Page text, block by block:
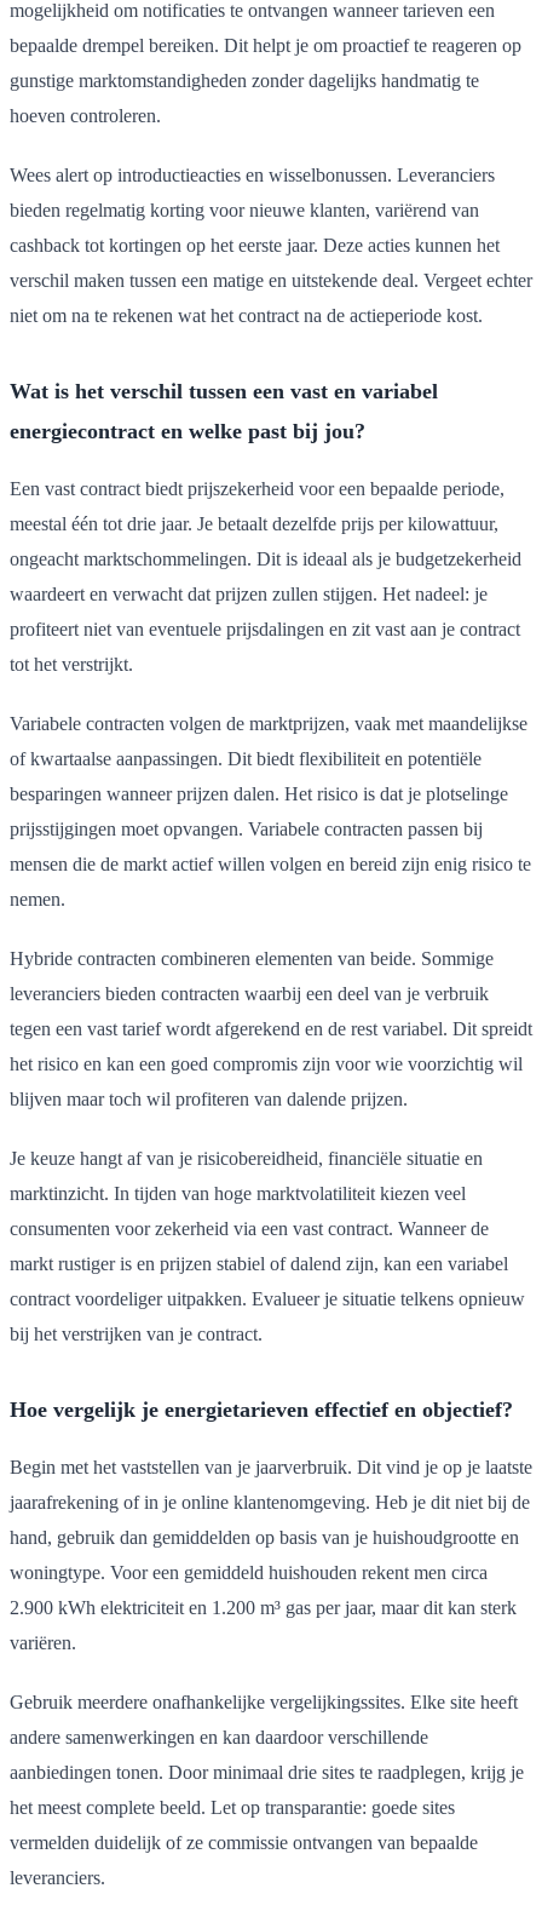
mogelijkheid om notificaties te ontvangen wanneer tarieven een
bepaalde drempel bereiken. Dit helpt je om proactief te reageren op
gunstige marktomstandigheden zonder dagelijks handmatig te
hoeven controleren.
Wees alert op introductieacties en wisselbonussen. Leveranciers
bieden regelmatig korting voor nieuwe klanten, variërend van
cashback tot kortingen op het eerste jaar. Deze acties kunnen het
verschil maken tussen een matige en uitstekende deal. Vergeet echter
niet om na te rekenen wat het contract na de actieperiode kost.
Wat is het verschil tussen een vast en variabel
energiecontract en welke past bij jou?
Een vast contract biedt prijszekerheid voor een bepaalde periode,
meestal één tot drie jaar. Je betaalt dezelfde prijs per kilowattuur,
ongeacht marktschommelingen. Dit is ideaal als je budgetzekerheid
waardeert en verwacht dat prijzen zullen stijgen. Het nadeel: je
profiteert niet van eventuele prijsdalingen en zit vast aan je contract
tot het verstrijkt.
Variabele contracten volgen de marktprijzen, vaak met maandelijkse
of kwartaalse aanpassingen. Dit biedt flexibiliteit en potentiële
besparingen wanneer prijzen dalen. Het risico is dat je plotselinge
prijsstijgingen moet opvangen. Variabele contracten passen bij
mensen die de markt actief willen volgen en bereid zijn enig risico te
nemen.
Hybride contracten combineren elementen van beide. Sommige
leveranciers bieden contracten waarbij een deel van je verbruik
tegen een vast tarief wordt afgerekend en de rest variabel. Dit spreidt
het risico en kan een goed compromis zijn voor wie voorzichtig wil
blijven maar toch wil profiteren van dalende prijzen.
Je keuze hangt af van je risicobereidheid, financiële situatie en
marktinzicht. In tijden van hoge marktvolatiliteit kiezen veel
consumenten voor zekerheid via een vast contract. Wanneer de
markt rustiger is en prijzen stabiel of dalend zijn, kan een variabel
contract voordeliger uitpakken. Evalueer je situatie telkens opnieuw
bij het verstrijken van je contract.
Hoe vergelijk je energietarieven effectief en objectief?
Begin met het vaststellen van je jaarverbruik. Dit vind je op je laatste
jaarafrekening of in je online klantenomgeving. Heb je dit niet bij de
hand, gebruik dan gemiddelden op basis van je huishoudgrootte en
woningtype. Voor een gemiddeld huishouden rekent men circa
2.900 kWh elektriciteit en 1.200 m³ gas per jaar, maar dit kan sterk
variëren.
Gebruik meerdere onafhankelijke vergelijkingssites. Elke site heeft
andere samenwerkingen en kan daardoor verschillende
aanbiedingen tonen. Door minimaal drie sites te raadplegen, krijg je
het meest complete beeld. Let op transparantie: goede sites
vermelden duidelijk of ze commissie ontvangen van bepaalde
leveranciers.